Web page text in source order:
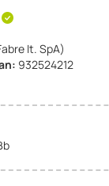
It. SpA)
932524212